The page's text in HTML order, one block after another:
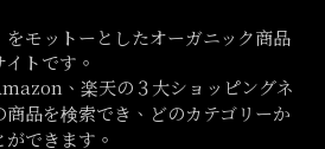
モットーとしたオーガニック商品
トです。
、楽天の３大ショッピングネ
品を検索でき、どのカテゴリーか
できます。